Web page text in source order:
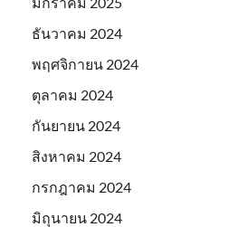
ธันวาคม 2024
พฤศจิกายน 2024
ตุลาคม 2024
กันยายน 2024
สิงหาคม 2024
กรกฎาคม 2024
มิถุนายน 2024